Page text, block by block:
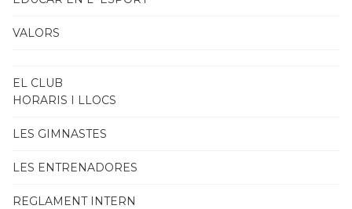
VALORS
EL CLUB
HORARIS I LLOCS
LES GIMNASTES
LES ENTRENADORES
REGLAMENT INTERN